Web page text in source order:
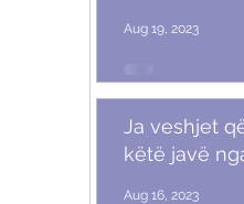
Aug 19, 2023
Ja veshjet
këtë javë
Aug 16, 2023